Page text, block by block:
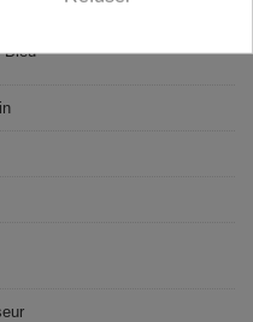
Bleu